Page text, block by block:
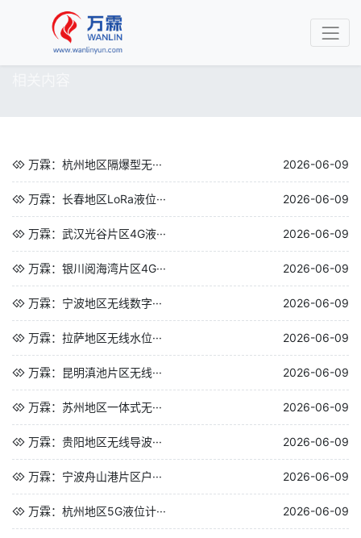
万霖：杭州地区隔爆型无··· 2026-06-09
万霖：长春地区LoRa液位··· 2026-06-09
万霖：武汉光谷片区4G液··· 2026-06-09
万霖：银川阅海湾片区4G··· 2026-06-09
万霖：宁波地区无线数字··· 2026-06-09
万霖：拉萨地区无线水位··· 2026-06-09
万霖：昆明滇池片区无线··· 2026-06-09
万霖：苏州地区一体式无··· 2026-06-09
万霖：贵阳地区无线导波··· 2026-06-09
万霖：宁波舟山港片区户··· 2026-06-09
万霖：杭州地区5G液位计··· 2026-06-09